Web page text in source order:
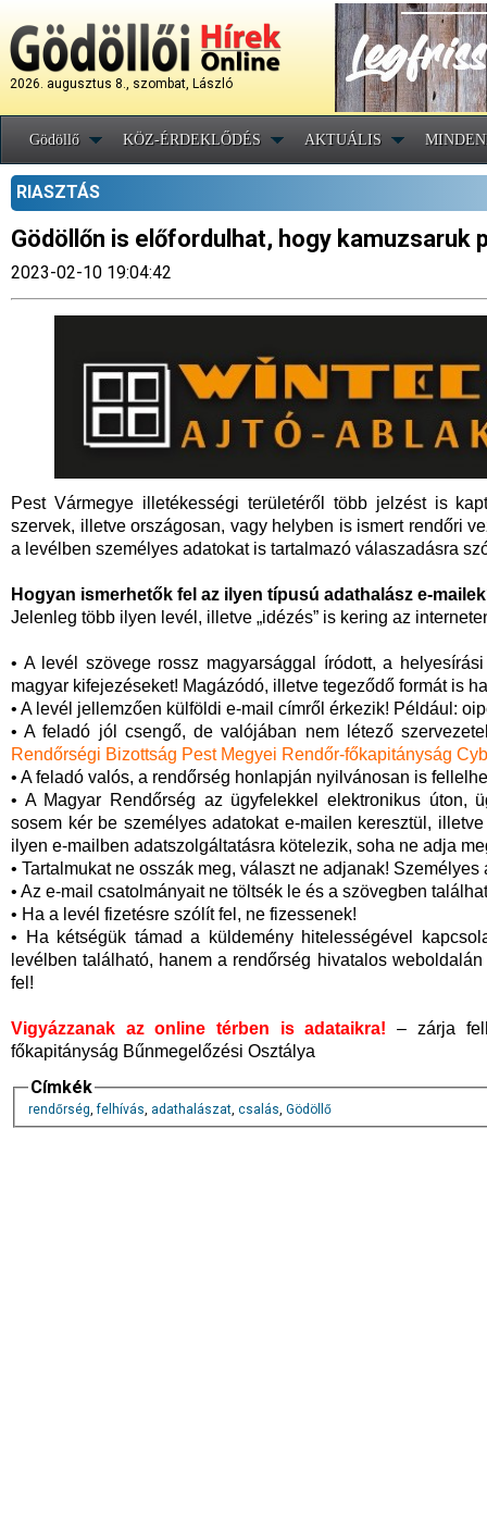
2026. augusztus 8., szombat, László
Gödöllő KÖZ-ÉRDEKLŐDÉS AKTUÁLIS
RIASZTÁS
Gödöllőn is előfordulhat, hogy kamuzsaruk
2023-02-10 19:04:42
Pest Vármegye illetékességi területéről több jelzést is
szervek, illetve országosan, vagy helyben is ismert rendőri
a levélben személyes adatokat is tartalmazó válaszadásra
Hogyan ismerhetők fel az ilyen típusú adathalász e-
Jelenleg több ilyen levél, illetve „idézés” is kering az
• A levél szövege rossz magyarsággal íródott, a
magyar kifejezéseket! Magázódó, illetve tegeződő formát is
• A levél jellemzően külföldi e-mail címről érkezik! Például:
• A feladó jól csengő, de valójában nem létező
Rendőrségi Bizottság Pest Megyei Rendőr-főkapitányság
• A feladó valós, a rendőrség honlapján nyilvánosan is
• A Magyar Rendőrség az ügyfelekkel elektronikus úton,
sosem kér be személyes adatokat e-mailen keresztül,
ilyen e-mailben adatszolgáltatásra kötelezik, soha ne adja
• Tartalmukat ne osszák meg, választ ne adjanak!
• Az e-mail csatolmányait ne töltsék le és a szövegben
• Ha a levél fizetésre szólít fel, ne fizessenek!
• Ha kétségük támad a küldemény hitelességével
levélben található, hanem a rendőrség hivatalos
fel!
Vigyázzanak az online térben is adataikra! – zárja
főkapitányság Bűnmegelőzési Osztálya
Címkék
rendőrség,felhívás, adathalászat, csalás, Gödöllő